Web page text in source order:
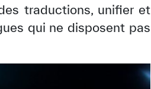
traductions, unifier et
qui ne disposent pas